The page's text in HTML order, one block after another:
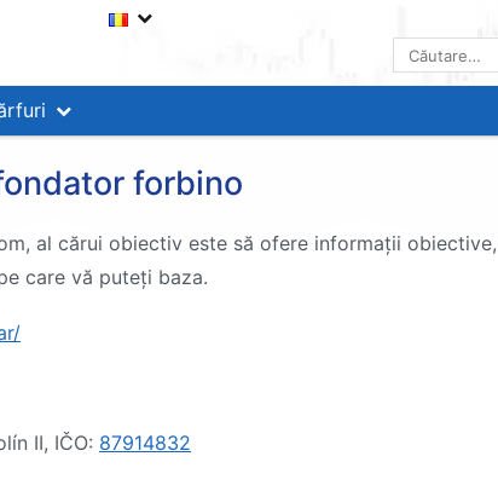
Caută
după:
forbino
al cărui obiectiv este să ofere informații
care vă puteți baza.
II, IČO: 87914832